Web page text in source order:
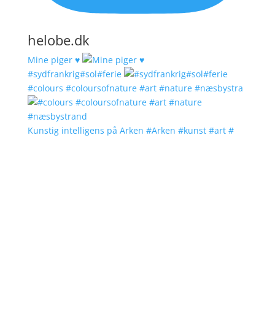
helobe.dk
Mine piger ♥️
#sydfrankrig#sol#ferie
#colours #coloursofnature #art #nature #næsbystra
Kunstig intelligens på Arken #Arken #kunst #art #